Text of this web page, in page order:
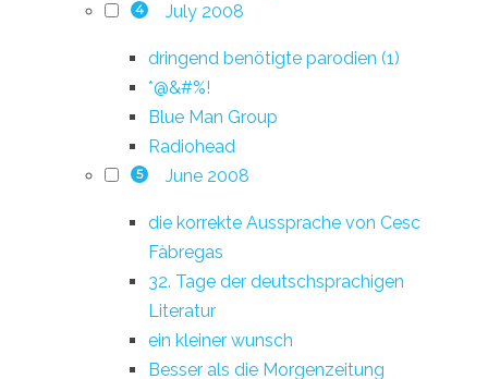
4 July 2008
dringend benötigte parodien (1)
*@&#%!
Blue Man Group
Radiohead
5 June 2008
die korrekte Aussprache von Cesc
Fàbregas
32. Tage der deutschsprachigen
Literatur
ein kleiner wunsch
Besser als die Morgenzeitung